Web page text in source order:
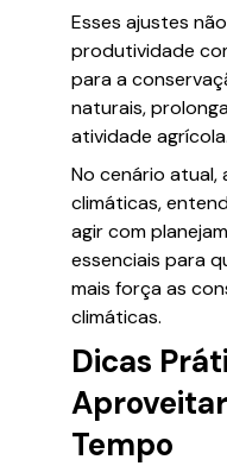
Esses ajustes
produtividade
para a
naturais,
atividade agrícola.
No cenário atual,
climáticas,
agir com
essenciais para
mais força as
climáticas.
Dicas
Tempo